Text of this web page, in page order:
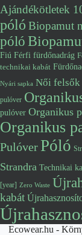
Ajándékötletek
póló Biopamut
póló
Fiú Férfi fürdőnadrág
technikai kabát
Nyári sapka Női felsők
pulóver
pulóver Organikus
Organikus
PulóverPóló
Strandra Technikai
[year] Zero Waste
kabát
Ecowear.hu -